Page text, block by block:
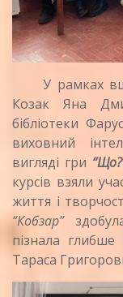
У рамках
Козак Яна
бібліотеки
виховний
вигляді гри
курсів взяли
життя і
“Кобзар”
пізнала глибше
Тараса